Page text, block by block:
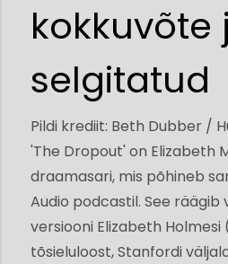
kokkuvõte
selgitatud
Pildi krediit: Beth Dubber /
'The Dropout' on Elizabeth
draamasari, mis põhineb
Audio podcastil. See räägib
versiooni Elizabeth
tõsieluloost, Stanfordi